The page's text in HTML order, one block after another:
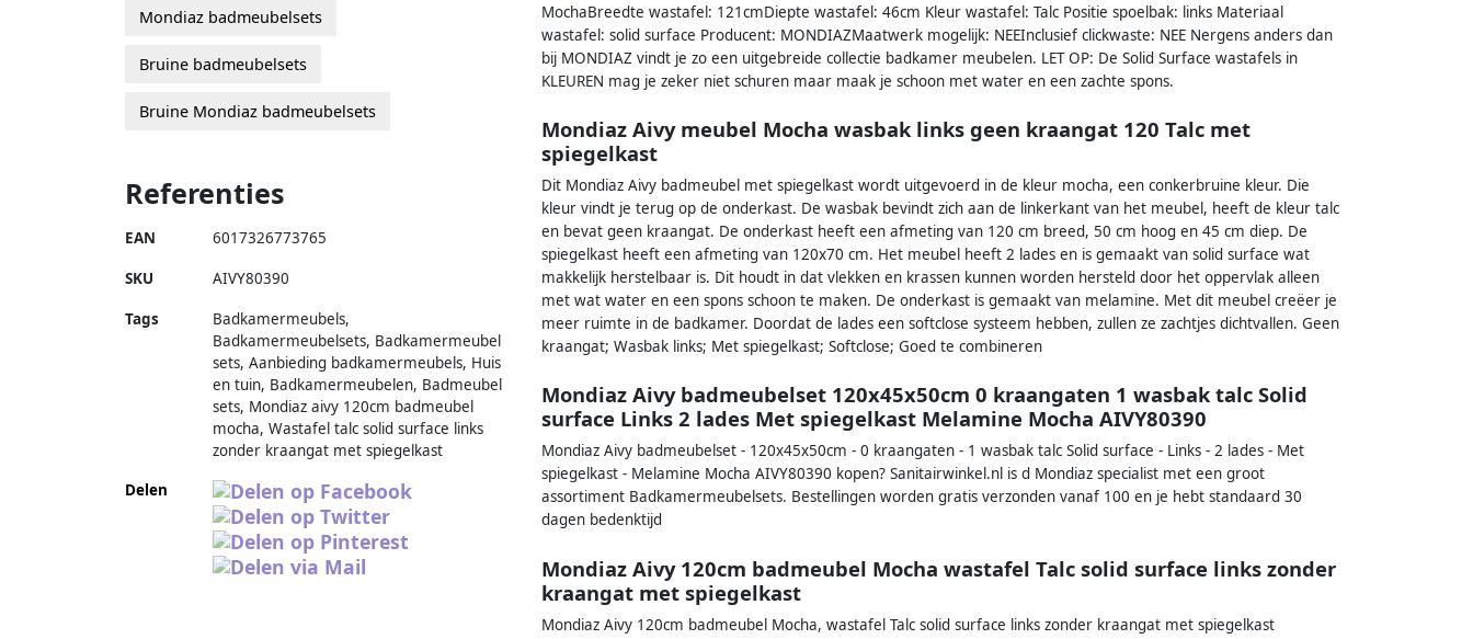
MochaBreedte wastafel: 121cmDiepte wastafel: 46cm Kleur wastafel: Talc Positie spoelbak: links Materiaal
wastafel: solid surface Producent: MONDIAZMaatwerk mogelijk: NEEInclusief clickwaste: NEE Nergens anders dan
bij MONDIAZ vindt je zo een uitgebreide collectie badkamer meubelen. LET OP: De Solid Surface wastafels in
KLEUREN mag je zeker niet schuren maar maak je schoon met water en een zachte spons.
Mondiaz Aivy meubel Mocha wasbak links geen kraangat 120 Talc met
spiegelkast
Dit Mondiaz Aivy badmeubel met spiegelkast wordt uitgevoerd in de kleur mocha, een conkerbruine kleur. Die
kleur vindt je terug op de onderkast. De wasbak bevindt zich aan de linkerkant van het meubel, heeft de kleur talc
en bevat geen kraangat. De onderkast heeft een afmeting van 120 cm breed, 50 cm hoog en 45 cm diep. De
spiegelkast heeft een afmeting van 120x70 cm. Het meubel heeft 2 lades en is gemaakt van solid surface wat
makkelijk herstelbaar is. Dit houdt in dat vlekken en krassen kunnen worden hersteld door het oppervlak alleen
met wat water en een spons schoon te maken. De onderkast is gemaakt van melamine. Met dit meubel creëer je
meer ruimte in de badkamer. Doordat de lades een softclose systeem hebben, zullen ze zachtjes dichtvallen. Geen
kraangat; Wasbak links; Met spiegelkast; Softclose; Goed te combineren
Mondiaz Aivy badmeubelset 120x45x50cm 0 kraangaten 1 wasbak talc Solid
surface Links 2 lades Met spiegelkast Melamine Mocha AIVY80390
Mondiaz Aivy badmeubelset - 120x45x50cm - 0 kraangaten - 1 wasbak talc Solid surface - Links - 2 lades - Met
spiegelkast - Melamine Mocha AIVY80390 kopen? Sanitairwinkel.nl is d Mondiaz specialist met een groot
assortiment Badkamermeubelsets. Bestellingen worden gratis verzonden vanaf 100 en je hebt standaard 30
dagen bedenktijd
Mondiaz Aivy 120cm badmeubel Mocha wastafel Talc solid surface links zonder
kraangat met spiegelkast
Mondiaz Aivy 120cm badmeubel Mocha, wastafel Talc solid surface links zonder kraangat met spiegelkast
Mondiaz badmeubelsets
Bruine badmeubelsets
Bruine Mondiaz badmeubelsets
Referenties
EAN 6017326773765
SKU AIVY80390
Tags
Badkamermeubels,
Badkamermeubelsets, Badkamermeubel
sets, Aanbieding badkamermeubels, Huis
en tuin, Badkamermeubelen, Badmeubel
sets, Mondiaz aivy 120cm badmeubel
mocha, Wastafel talc solid surface links
zonder kraangat met spiegelkast
Delen